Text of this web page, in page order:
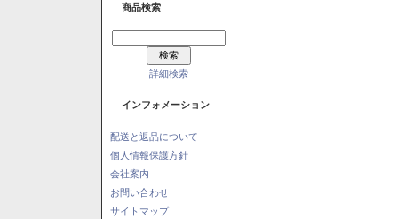
商品検索
詳細検索
インフォメーション
配送と返品について
個人情報保護方針
会社案内
お問い合わせ
サイトマップ